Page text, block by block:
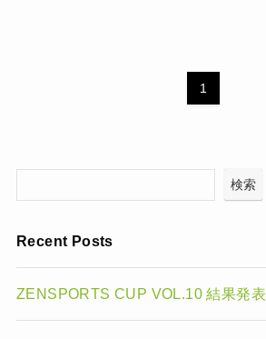
1
検索
Recent Posts
ZENSPORTS CUP VOL.10 結果発表